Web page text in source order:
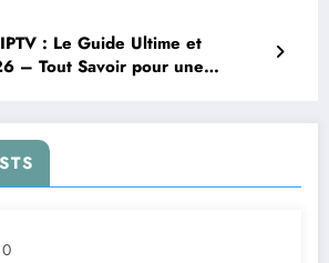
: Le Guide Ultime et
– Tout Savoir pour une
0